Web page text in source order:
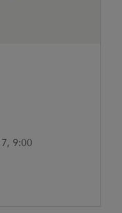
9:00